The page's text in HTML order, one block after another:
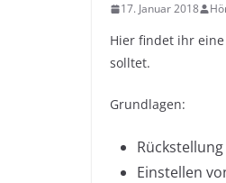
17. Januar 2018
Hier findet ihr
solltet.
Grundlagen:
Einstellen